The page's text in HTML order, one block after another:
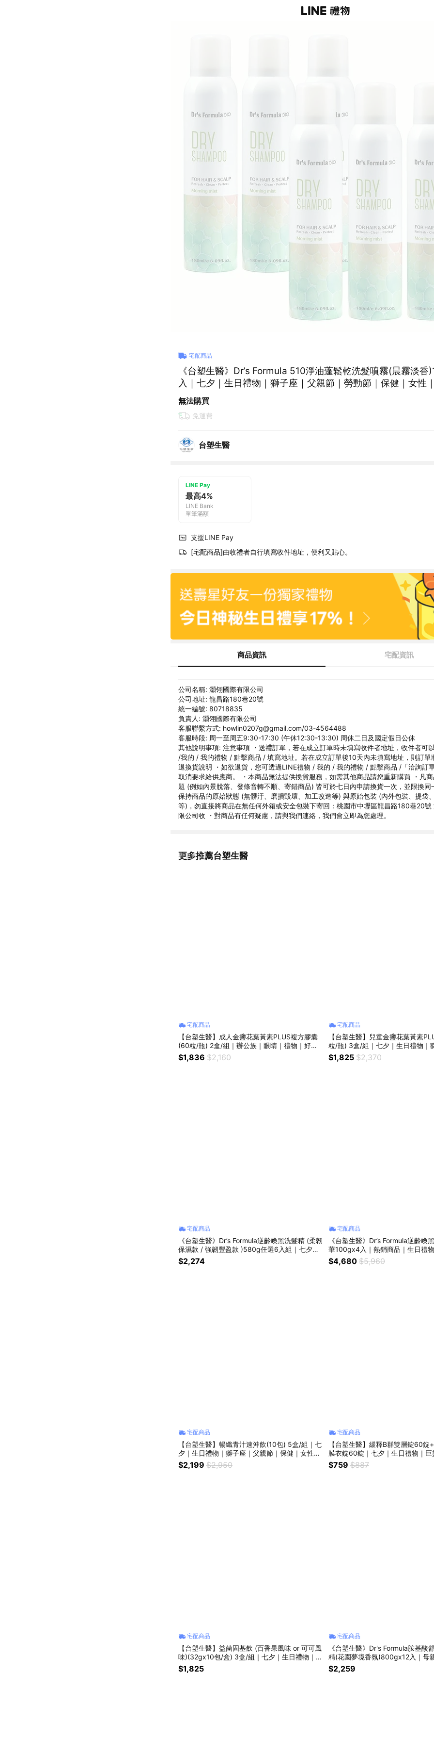
宅配商品
《台塑生醫》Dr’s Formula 510淨油蓬鬆乾洗髮噴霧(晨霧淡
入｜七夕｜生日禮物｜獅子座｜父親節｜勞動節｜保健｜女性
喜歡你｜暖心室友
無法購買
免運費
台塑生醫
LINE Pay
最高4%
LINE Bank
單筆滿額
支援LINE Pay
[宅配商品]由收禮者自行填寫收件地址，便利又貼心。
商品資訊 宅配資訊
公司名稱: 灝翎國際有限公司
公司地址: 龍昌路180巷20號
統一編號: 80718835
負責人: 灝翎國際有限公司
客服聯繫方式: howlin0207g@gmail.com/03-4564488
客服時段: 周一至周五9:30-17:30 (午休12:30-13:30) 周休二日及國定假日公休
其他說明事項: 注意事項 ・送禮訂單，若在成立訂單時未填寫收件者地址，收件者可
/我的 / 我的禮物 / 點擊商品 / 填寫地址。若在成立訂單後10天內未填寫地址，則訂單
退換貨說明 ・如欲退貨，您可透過LINE禮物 / 我的 / 我的禮物 / 點擊商品 /「洽詢訂
取消要求給供應商。 ・本商品無法提供換貨服務，如需其他商品請您重新購買 ・凡
題 (例如內景脫落、發條音轉不順、寄錯商品) 皆可於七日內申請換貨一次，並限換同
保持商品的原始狀態 (無髒汙、磨損毀壞、加工改造等) 與原始包裝 (內外包裝、提袋
等)，勿直接將商品在無任何外箱或安全包裝下寄回：桃園市中壢區龍昌路180巷20號
限公司收 ・對商品有任何疑慮，請與我們連絡，我們會立即為您處理。
更多推薦台塑生醫
看更多
宅配商品
【台塑生醫】成人金盞花葉黃素PLUS複方膠囊
(60粒/瓶) 2盒/組｜辦公族｜眼睛｜禮物｜好朋
友｜好同事｜七夕｜生日禮物｜獅子座｜父親節
｜保健｜女性｜好朋友｜喜歡你｜暖心室友
$1,836 $2,160
宅配商品
【台塑生醫】兒童金盞花葉黃素
粒/瓶) 3盒/組｜七夕｜生日禮物｜
節｜保健｜女性｜好朋友｜喜歡你
｜兒童｜新年禮物｜禮物｜保健｜
$1,825 $2,370
宅配商品
《台塑生醫》Dr’s Formula逆齡喚黑洗髮精 (柔韌
保濕款 / 強韌豐盈款 )580g任選6入組｜七夕｜
生日禮物｜獅子座｜父親節｜保健｜女性｜好朋
友｜喜歡你｜暖心室友
$2,274
宅配商品
《台塑生醫》Dr’s Formula逆齡喚
華100gx4入｜熱銷商品｜生日禮
貴時光｜禮物｜情人節禮物｜新年
$4,680 $5,960
宅配商品
【台塑生醫】暢纖青汁速沖飲(10包) 5盒/組｜七
夕｜生日禮物｜獅子座｜父親節｜保健｜女性｜
好朋友｜喜歡你｜暖心室友
$2,199 $2,950
宅配商品
【台塑生醫】緩釋B群雙層錠60錠
膜衣錠60錠｜七夕｜生日禮物｜巨
｜保健｜女性｜好朋友｜喜歡你｜
$759 $887
宅配商品
【台塑生醫】益菌固基飲 (百香果風味 or 可可風
味)(32gx10包/盒) 3盒/組｜七夕｜生日禮物｜獅
子座｜父親節｜勞動節｜保健｜女性｜好朋友｜
喜歡你｜暖心室友
$1,825
宅配商品
《台塑生醫》Dr's Formula胺基酸
精(花園夢境香氛)800gx12入｜母
物｜獅子座｜父親節｜洗髮｜女性
歡你｜暖心室友
$2,259